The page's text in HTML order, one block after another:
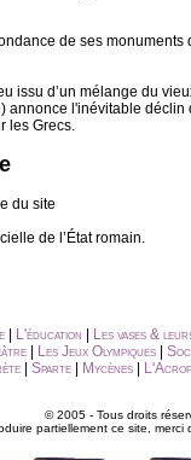
de ses
issu d’un mélange du
annonce l'inévitable
les Grecs.
du site
de l’État romain.
| L'éducation | Les vases &
| Les Jeux Olympiques |
| Sparte | Mycènes |
© 2005 - Tous droits
partiellement ce site,